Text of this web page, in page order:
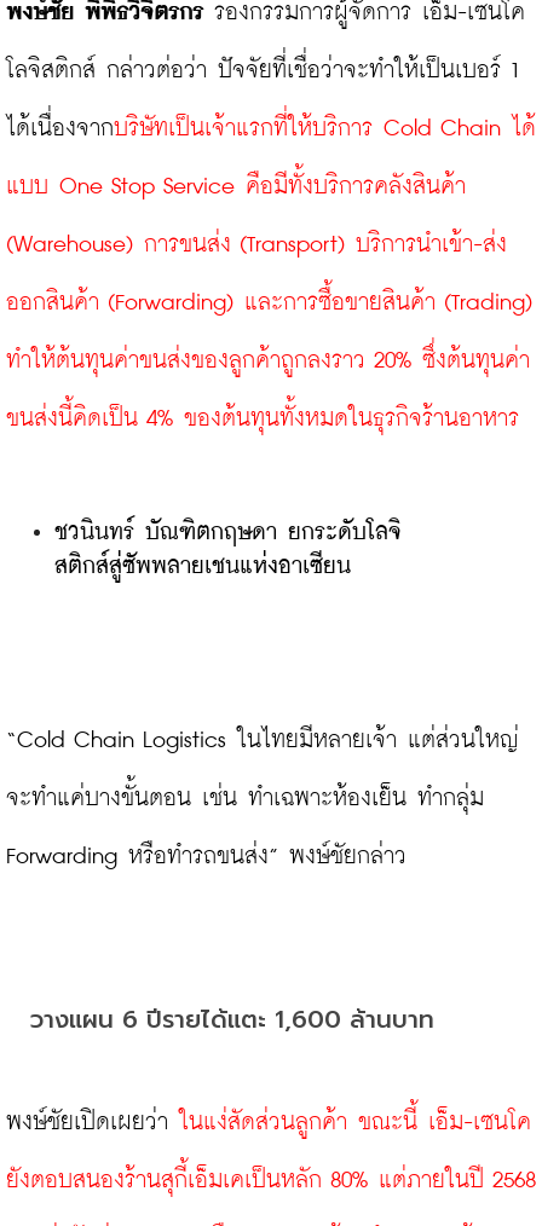
พงษ์ชัย พิพิธวิจิตรกร รองกรรมการผู้จัดการ เอ็ม-เซนโค
โลจิสติกส์ กล่าวต่อว่า ปัจจัยที่เชื่อว่าจะทำให้เป็นเบอร์ 1
ได้เนื่องจากบริษัทเป็นเจ้าแรกที่ให้บริการ Cold Chain ได้
แบบ One Stop Service คือมีทั้งบริการคลังสินค้า
(Warehouse) การขนส่ง (Transport) บริการนำเข้า-ส่ง
ออกสินค้า (Forwarding) และการซื้อขายสินค้า (Trading)
ทำให้ต้นทุนค่าขนส่งของลูกค้าถูกลงราว 20% ซึ่งต้นทุนค่า
ขนส่งนี้คิดเป็น 4% ของต้นทุนทั้งหมดในธุรกิจร้านอาหาร
ชวนินทร์ บัณฑิตกฤษดา ยกระดับโลจิ
สติกส์สู่ซัพพลายเชนแห่งอาเซียน
“Cold Chain Logistics ในไทยมีหลายเจ้า แต่ส่วนใหญ่
จะทำแค่บางขั้นตอน เช่น ทำเฉพาะห้องเย็น ทำกลุ่ม
Forwarding หรือทำรถขนส่ง” พงษ์ชัยกล่าว
วางแผน 6 ปีรายได้แตะ 1,600 ล้านบาท
พงษ์ชัยเปิดเผยว่า ในแง่สัดส่วนลูกค้า ขณะนี้ เอ็ม-เซนโค
ยังตอบสนองร้านสุกี้เอ็มเคเป็นหลัก 80% แต่ภายในปี 2568